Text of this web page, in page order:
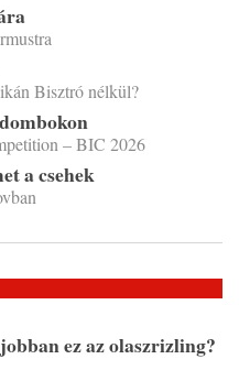
Bisztró nélkül?
– BIC 2026
a csehek
ez az olaszrizling?